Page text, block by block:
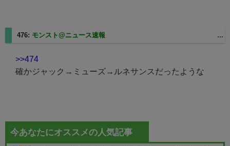
476: モンスト@ニュース速報
>>474
確かジャック→ミューズ→ルネサンスだったような
今あなたにオススメの人気記事